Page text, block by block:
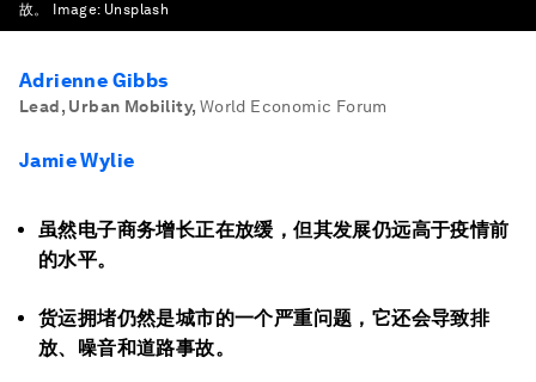
故。
Image: Unsplash
Adrienne Gibbs
Lead, Urban Mobility, World Economic Forum
Jamie Wylie
虽然电子商务增长正在放缓，但其发展仍远高于疫情前
的水平。
货运拥堵仍然是城市的一个严重问题，它还会导致排
放、噪音和道路事故。